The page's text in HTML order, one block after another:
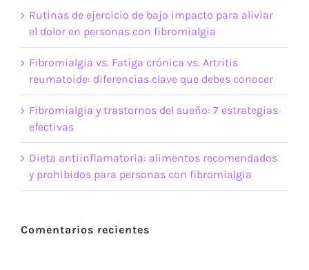
Rutinas de ejercicio de bajo impacto para aliviar
el dolor en personas con fibromialgia
Fibromialgia vs. Fatiga crónica vs. Artritis
reumatoide: diferencias clave que debes conocer
Fibromialgia y trastornos del sueño: 7 estrategias
efectivas
Dieta antiinflamatoria: alimentos recomendados
y prohibidos para personas con fibromialgia
Comentarios recientes